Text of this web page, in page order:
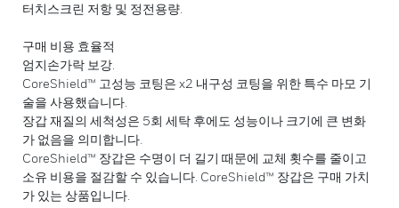
터치스크린 저항 및 정전용량.
구매 비용 효율적
엄지손가락 보강.
CoreShield™ 고성능 코팅은 x2 내구성 코팅을 위한 특수 마모 기
술을 사용했습니다.
장갑 재질의 세척성은 5회 세탁 후에도 성능이나 크기에 큰 변화
가 없음을 의미합니다.
CoreShield™ 장갑은 수명이 더 길기 때문에 교체 횟수를 줄이고
소유 비용을 절감할 수 있습니다. CoreShield™ 장갑은 구매 가치
가 있는 상품입니다.